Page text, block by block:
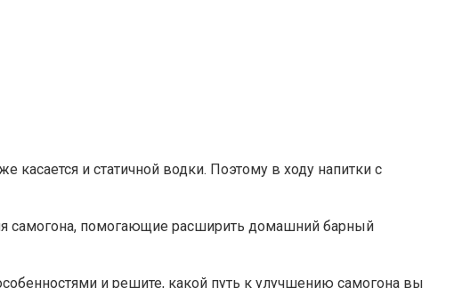
и статичной водки. Поэтому в ходу напитки с
самогона, помогающие расширить домашний барный
и решите, какой путь к улучшению самогона вы